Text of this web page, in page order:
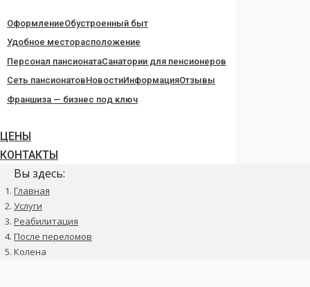
ОформлениеОбустроенный быт
Удобное месторасположение
Персонал пансионатаСанатории для пенсионеров
Сеть пансионатовНовостиИнформацияОтзывы
Франшиза — бизнес под ключ
ЦЕНЫ
КОНТАКТЫ
Вы здесь:
Главная
Услуги
Реабилитация
После переломов
Колена